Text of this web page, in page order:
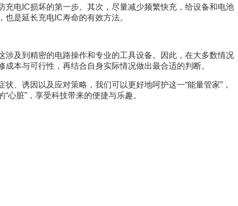
电IC损坏的第一步。其次，尽量减少频繁快充，给设备和电池
是延长充电IC寿命的有效方法。
及到精密的电路操作和专业的工具设备。因此，在大多数情况
本与可行性，再结合自身实际情况做出最合适的判断。
、诱因以及应对策略，我们可以更好地呵护这一“能量管家”，
脏”，享受科技带来的便捷与乐趣。